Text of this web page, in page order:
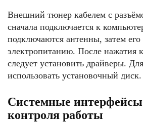
Внешний тюнер кабелем с
сначала подключается к
подключаются антенны, затем
электропитанию. После нажатия
следует установить драйверы.
использовать установочный диск.
Системные
контроля работы